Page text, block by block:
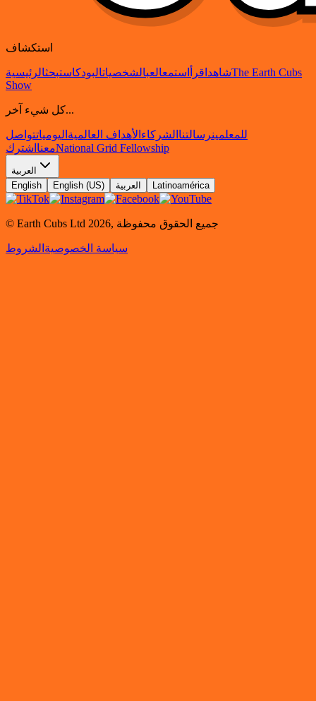
استكشاف
شاهد اقرأ استمعالعبالشخصياتالبودكاستبحثالرئيسية
The Earth Cubs
Show
كل شيء آخر...
للمعلمينرسالتنا الشركاء الأهداف العالمية اليومياتتواصل
معنا اشترك National Grid Fellowship
العربية
English
English (US) العربية Latinoamérica
© Earth Cubs Ltd 2026, جميع الحقوق محفوظة
سياسة الخصوصية الشروط